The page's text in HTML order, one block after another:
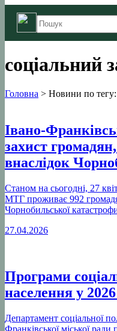
соціальний
Головна > Новини по тегу:
Івано-
захист
внаслідок
Станом на сьогодні, 27
МТГ проживає 992
Чорнобильської
27.04.2026
Програми
населення у
Департамент соціальної
Франківської міської